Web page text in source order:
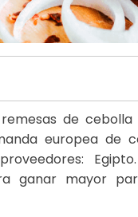
de
europea de
ganar mayor